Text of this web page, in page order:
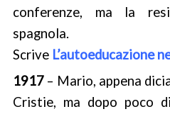
conferenze, ma la
spagnola.
Scrive L’autoeducazione
1917 – Mario, appena
Cristie, ma dopo poco